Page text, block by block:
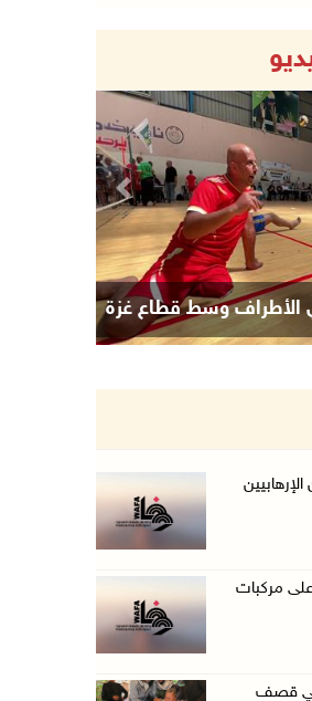
الأطراف وسط قطاع غزة
Previous
مركبات
في قصف